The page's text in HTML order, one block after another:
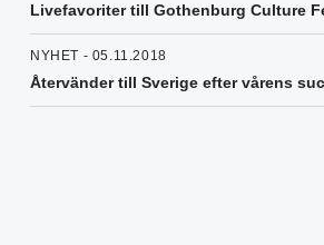
Livefavoriter till Gothenburg Culture
NYHET - 05.11.2018
Återvänder till Sverige efter vårens